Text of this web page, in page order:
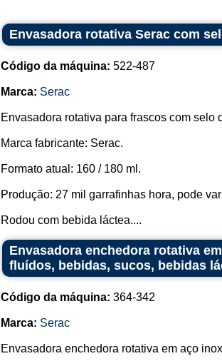
Envasadora rotativa Serac com
Código da máquina: 522-487
Marca: Serac
Envasadora rotativa para frascos com selo
Marca fabricante: Serac.
Formato atual: 160 / 180 ml.
Produção: 27 mil garrafinhas hora, pode
Rodou com bebida láctea....
Envasadora enchedora rotativa
fluídos, bebidas, sucos, bebidas
Código da máquina: 364-342
Marca: Serac
Envasadora enchedora rotativa em aço